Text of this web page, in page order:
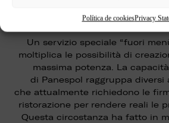
Política de cookiesPrivacy
Un servizio speciale “fuori
moltiplica le possibilità di
massima potenza. La
di Panespol raggruppa diversi
che attualmente richiedono le
ristorazione per rendere reali le
Questa circostanza ha fatto in